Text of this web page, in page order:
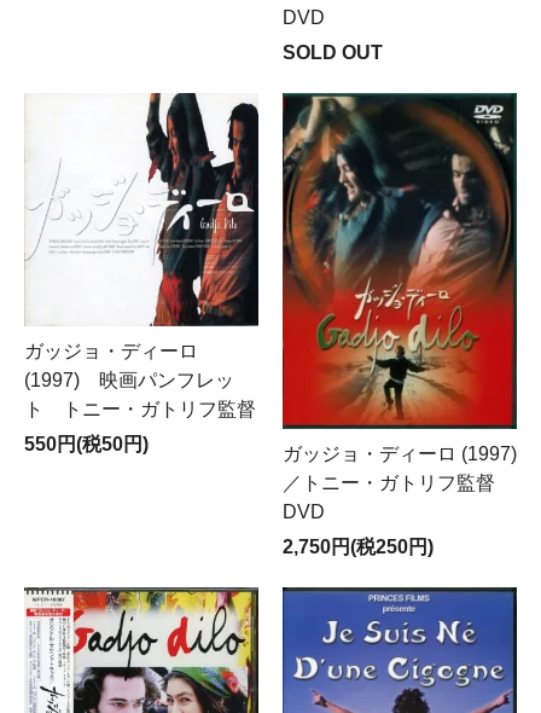
DVD
SOLD OUT
ガッジョ・ディーロ
(1997) 映画パンフレッ
ト トニー・ガトリフ監督
550円(税50円)
ガッジョ・ディーロ (1997)
／トニー・ガトリフ監督
DVD
2,750円(税250円)